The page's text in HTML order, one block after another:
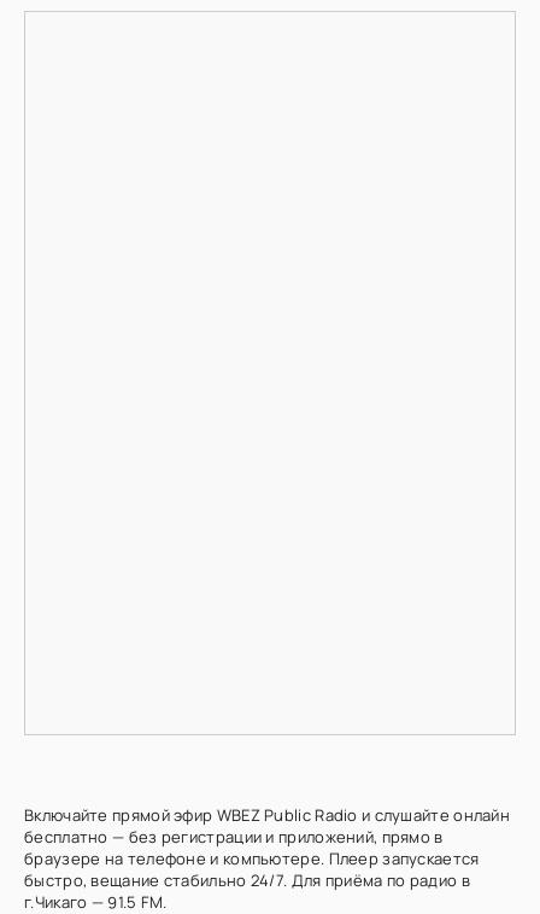
Включайте прямой эфир WBEZ Public Radio и слушайте онлайн
бесплатно — без регистрации и приложений, прямо в
браузере на телефоне и компьютере. Плеер запускается
быстро, вещание стабильно 24/7. Для приёма по радио в
г.Чикаго — 91.5 FM.